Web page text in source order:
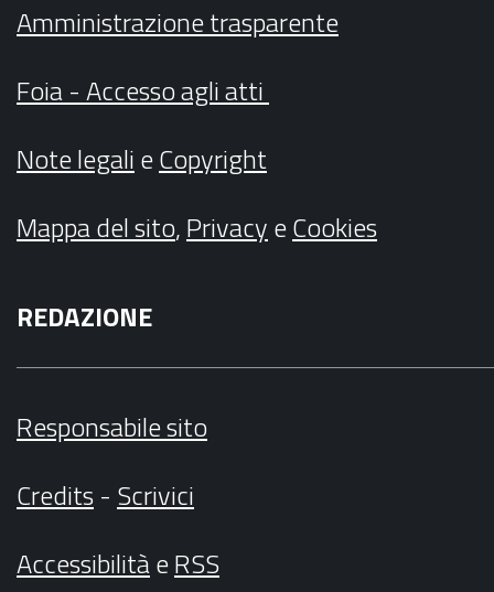
Amministrazione trasparente
Foia - Accesso agli atti
Note legalieCopyright
Mappa del sito,PrivacyeCookies
REDAZIONE
Responsabile sito
Credits- Scrivici
AccessibilitàeRSS